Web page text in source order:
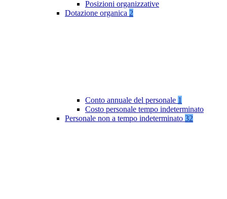
Posizioni organizzative
Dotazione organica 2
Conto annuale del personale 1
Costo personale tempo indeterminato
Personale non a tempo indeterminato 32